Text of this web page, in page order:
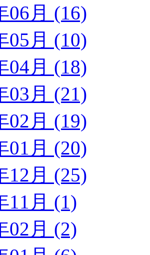
06月 (16)
05月 (10)
04月 (18)
03月 (21)
02月 (19)
01月 (20)
12月 (25)
11月 (1)
02月 (2)